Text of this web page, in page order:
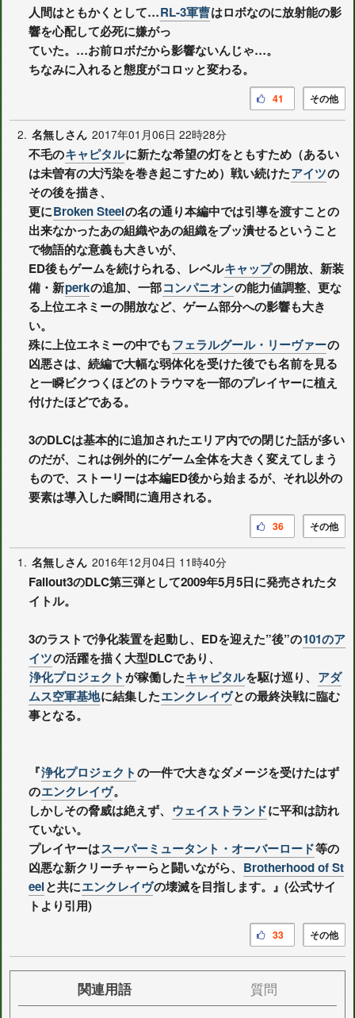
人間はともかくとして…RL-3軍曹はロボなのに放射能の影
響を心配して必死に嫌がっ
ていた。…お前ロボだから影響ないんじゃ…。
ちなみに入れると態度がコロッと変わる。
その他
41
2. 名無しさん 2017年01月06日 22時28分
不毛のキャピタルに新たな希望の灯をともすため（あるい
は未曽有の大汚染を巻き起こすため）戦い続けたアイツの
その後を描き、
更にBroken Steelの名の通り本編中では引導を渡すことの
出来なかったあの組織やあの組織をブッ潰せるということ
で物語的な意義も大きいが、
ED後もゲームを続けられる、レベルキャップの開放、新装
備・新perkの追加、一部コンパニオンの能力値調整、更な
る上位エネミーの開放など、ゲーム部分への影響も大き
い。
殊に上位エネミーの中でもフェラルグール・リーヴァーの
凶悪さは、続編で大幅な弱体化を受けた後でも名前を見る
と一瞬ビクつくほどのトラウマを一部のプレイヤーに植え
付けたほどである。
3のDLCは基本的に追加されたエリア内での閉じた話が多い
のだが、これは例外的にゲーム全体を大きく変えてしまう
もので、ストーリーは本編ED後から始まるが、それ以外の
要素は導入した瞬間に適用される。
その他
36
1. 名無しさん 2016年12月04日 11時40分
Fallout3のDLC第三弾として2009年5月5日に発売されたタ
イトル。
3のラストで浄化装置を起動し、EDを迎えた”後”の101のア
イツの活躍を描く大型DLCであり、
浄化プロジェクトが稼働したキャピタルを駆け巡り、 アダ
ムス空軍基地に結集したエンクレイヴとの最終決戦に臨む
事となる。
『浄化プロジェクトの一件で大きなダメージを受けたはず
のエンクレイヴ。
しかしその脅威は絶えず、 ウェイストランドに平和は訪れ
ていない。
プレイヤーはスーパーミュータント・オーバーロード等の
凶悪な新クリーチャーらと闘いながら、 Brotherhood of St
eelと共にエンクレイヴの壊滅を目指します。』(公式サイ
トより引用)
その他
33
関連用語 質問